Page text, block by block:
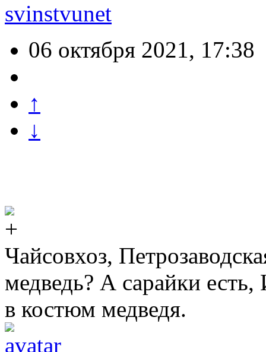
svinstvunet
06 октября 2021, 17:38
↑
↓
Чайсовхоз,
медведь? А сарайки
в костюм медведя.